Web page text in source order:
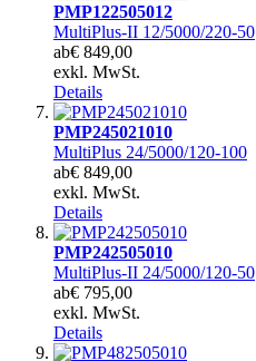
PMP122505012
MultiPlus-II 12/5000/220-50
ab€ 849,00
exkl. MwSt.
Details
PMP245021010
MultiPlus 24/5000/120-100
ab€ 849,00
exkl. MwSt.
Details
PMP242505010
MultiPlus-II 24/5000/120-50
ab€ 795,00
exkl. MwSt.
Details